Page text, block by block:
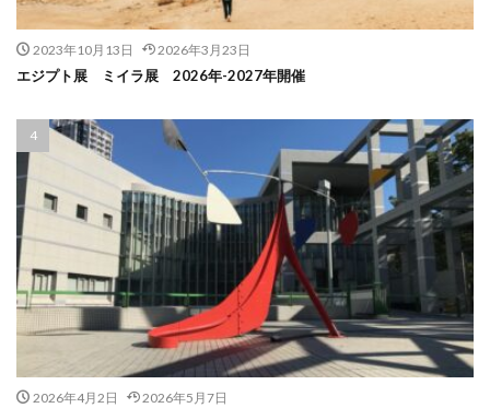
2023年10月13日 2026年3月23日
エジプト展 ミイラ展 2026年-2027年開催
2026年4月2日 2026年5月7日